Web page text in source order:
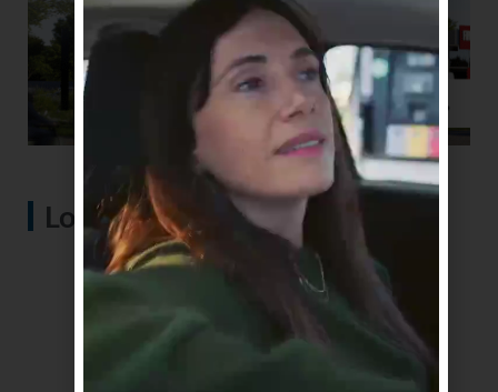
Lo más visto